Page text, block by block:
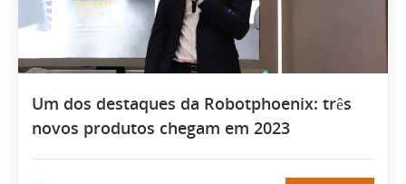
Um dos destaques da Robotphoenix: três
novos produtos chegam em 2023